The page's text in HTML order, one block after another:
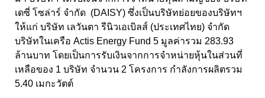
เดซี่ โซล่าร์ จำกัด (DAISY) ซึ่งเป็นบริษัทย่อยของบริษัทฯ
ให้แก่ บริษัท เลวันตา รีนิวเอเบิลส์ (ประเทศไทย) จำกัด
บริษัทในเครือ Actis Energy Fund 5 มูลค่ารวม 283.93
ล้านบาท โดยเป็นการรับเงินจากการจำหน่ายหุ้นในส่วนที่
เหลือของ 1 บริษัท จำนวน 2 โครงการ กำลังการผลิตรวม
5.40 เมกะวัตต์